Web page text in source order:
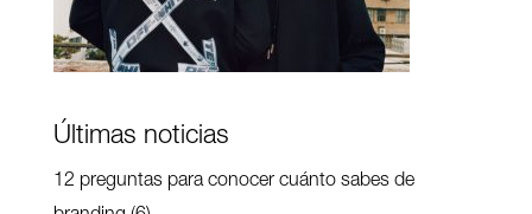
Últimas noticias
12 preguntas para conocer cuánto sabes de